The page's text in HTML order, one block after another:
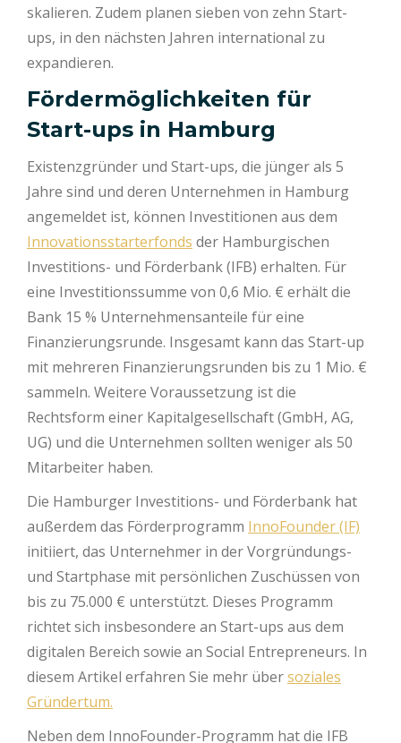
skalieren. Zudem planen sieben von zehn Start-
ups, in den nächsten Jahren international zu
expandieren.
Fördermöglichkeiten für
Start-ups in Hamburg
Existenzgründer und Start-ups, die jünger als 5
Jahre sind und deren Unternehmen in Hamburg
angemeldet ist, können Investitionen aus dem
Innovationsstarterfonds der Hamburgischen
Investitions- und Förderbank (IFB) erhalten. Für
eine Investitionssumme von 0,6 Mio. € erhält die
Bank 15 % Unternehmensanteile für eine
Finanzierungsrunde. Insgesamt kann das Start-up
mit mehreren Finanzierungsrunden bis zu 1 Mio. €
sammeln. Weitere Voraussetzung ist die
Rechtsform einer Kapitalgesellschaft (GmbH, AG,
UG) und die Unternehmen sollten weniger als 50
Mitarbeiter haben.
Die Hamburger Investitions- und Förderbank hat
außerdem das Förderprogramm InnoFounder (IF)
initiiert, das Unternehmer in der Vorgründungs-
und Startphase mit persönlichen Zuschüssen von
bis zu 75.000 € unterstützt. Dieses Programm
richtet sich insbesondere an Start-ups aus dem
digitalen Bereich sowie an Social Entrepreneurs. In
diesem Artikel erfahren Sie mehr übersoziales
Gründertum.
Neben dem InnoFounder-Programm hat die IFB